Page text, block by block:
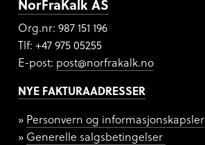
NorFraKalk AS
Org.nr: 987 151 196
Tlf: +47 975 05255
E-post: post@norfrakalk.no
NYE FAKTURAADRESSER
Personvern og informasjonskapsler
Generelle salgsbetingelser